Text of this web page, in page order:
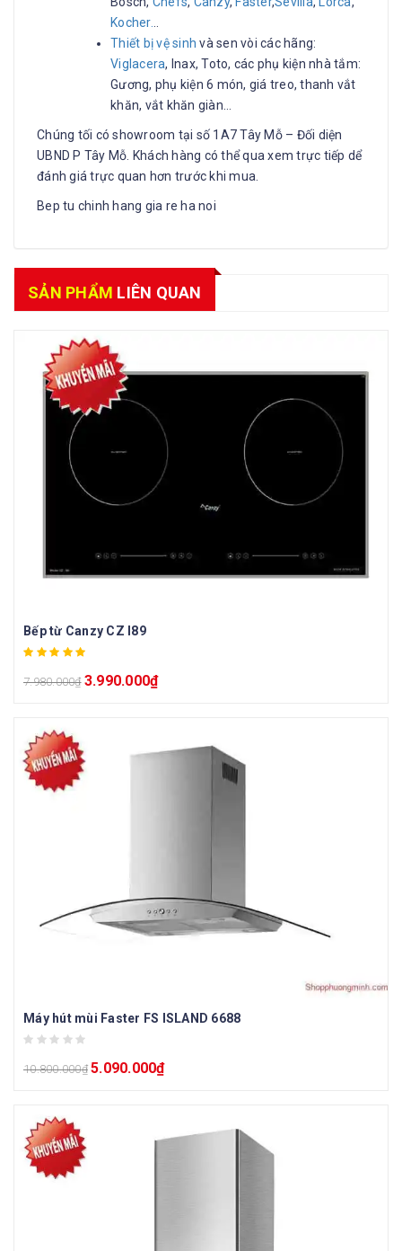
Kocher...
Thiết bị vệ sinh và sen vòi các hãng:
Viglacera, Inax, Toto, các phụ kiện nhà tắm:
Gương, phụ kiện 6 món, giá treo, thanh vắt
khăn, vắt khăn giàn…
Chúng tối có showroom tại số 1A7 Tây Mỗ – Đối diện
UBND P Tây Mỗ. Khách hàng có thể qua xem trực tiếp dể
đánh giá trực quan hơn trước khi mua.
Bep tu chinh hang gia re ha noi
SẢN PHẨM LIÊN QUAN
Bếp từ Canzy CZ I89
7.980.000₫ 3.990.000₫
Máy hút mùi Faster FS ISLAND 6688
10.800.000₫ 5.090.000₫